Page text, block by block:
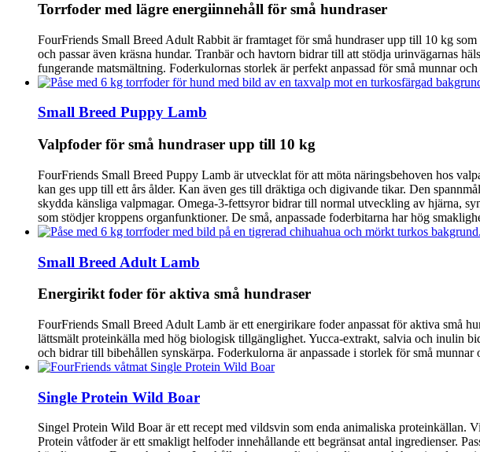
Torrfoder med lägre energiinnehåll för små hundraser
FourFriends Small Breed Adult Rabbit är framtaget för små hundraser upp till 10 kg
och passar även kräsna hundar. Tranbär och havtorn bidrar till att stödja urinvägarnas
fungerande matsmältning. Foderkulornas storlek är perfekt anpassad för små munnar
Small Breed Puppy Lamb
Valpfoder för små hundraser upp till 10 kg
FourFriends Small Breed Puppy Lamb är utvecklat för att möta näringsbehoven hos
kan ges upp till ett års ålder. Kan även ges till dräktiga och digivande tikar. Den
skydda känsliga valpmagar. Omega-3-fettsyror bidrar till normal utveckling av hjärna,
som stödjer kroppens organfunktioner. De små, anpassade foderbitarna har hög
Small Breed Adult Lamb
Energirikt foder för aktiva små hundraser
FourFriends Small Breed Adult Lamb är ett energirikare foder anpassat för aktiva små
lättsmält proteinkälla med hög biologisk tillgänglighet. Yucca-extrakt, salvia och inulin
och bidrar till bibehållen synskärpa. Foderkulorna är anpassade i storlek för små
Single Protein Wild Boar
Singel Protein Wild Boar är ett recept med vildsvin som enda animaliska
Protein våtfoder är ett smakligt helfoder innehållande ett begränsat antal ingredienser.